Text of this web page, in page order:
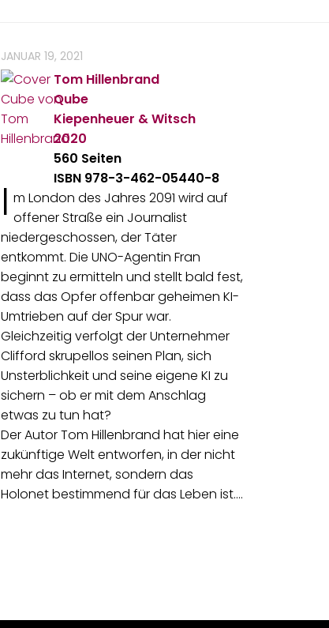
JANUAR 19, 2021
Tom Hillenbrand
Qube
Kiepenheuer & Witsch
2020
560 Seiten
ISBN 978-3-462-05440-8
I m London des Jahres 2091 wird auf
offener Straße ein Journalist
niedergeschossen, der Täter
entkommt. Die UNO-Agentin Fran
beginnt zu ermitteln und stellt bald fest,
dass das Opfer offenbar geheimen KI-
Umtrieben auf der Spur war.
Gleichzeitig verfolgt der Unternehmer
Clifford skrupellos seinen Plan, sich
Unsterblichkeit und seine eigene KI zu
sichern – ob er mit dem Anschlag
etwas zu tun hat?
Der Autor Tom Hillenbrand hat hier eine
zukünftige Welt entworfen, in der nicht
mehr das Internet, sondern das
Holonet bestimmend für das Leben ist.…